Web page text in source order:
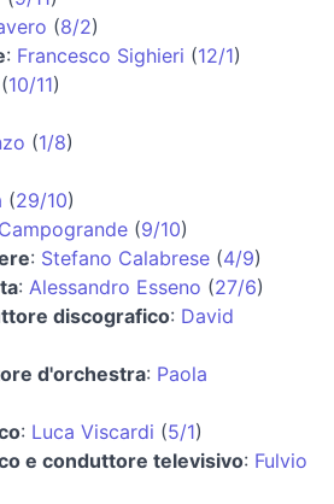
(8/2)
: Francesco Sighieri (12/1)
(10/11)
(1/8)
(29/10)
(9/10)
: Stefano Calabrese (4/9)
: Alessandro Esseno (27/6)
discografico: David
d'orchestra: Paola
: Luca Viscardi (5/1)
e conduttore televisivo: Fulvio